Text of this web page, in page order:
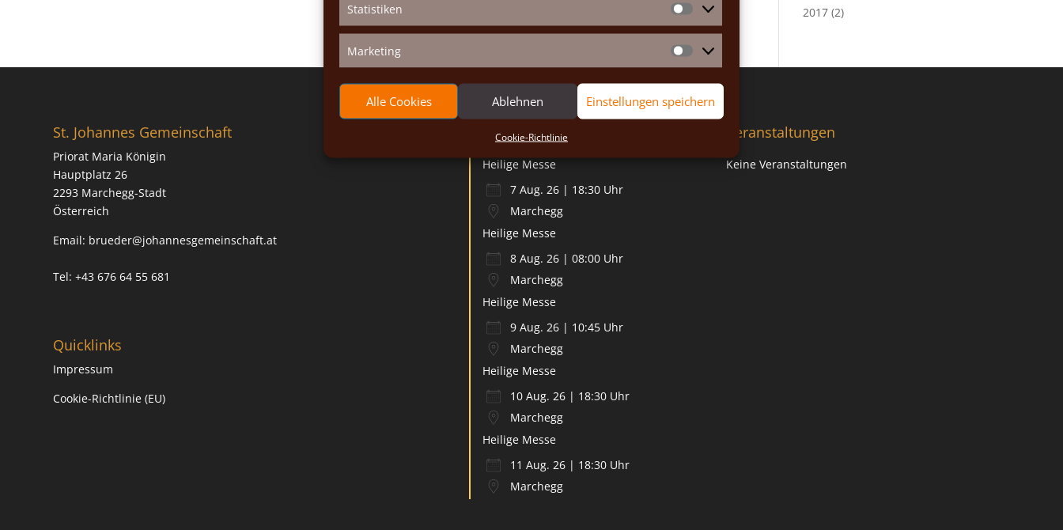
Statistiken
Statistiken
Marketing
Marketing
Alle Cookies Ablehnen Einstellungen speichern
Cookie-Richtlinie
2017 (2)
St. Johannes Gemeinschaft
Priorat Maria Königin
Hauptplatz 26
2293 Marchegg-Stadt
Österreich
Email: brueder@johannesgemeinschaft.at
Tel: +43 676 64 55 681
Quicklinks
Impressum
Cookie-Richtlinie (EU)
Heilige Messe
7 Aug. 26 | 18:30 Uhr
Marchegg
Heilige Messe
8 Aug. 26 | 08:00 Uhr
Marchegg
Heilige Messe
9 Aug. 26 | 10:45 Uhr
Marchegg
Heilige Messe
10 Aug. 26 | 18:30 Uhr
Marchegg
Heilige Messe
11 Aug. 26 | 18:30 Uhr
Marchegg
Veranstaltungen
Keine Veranstaltungen